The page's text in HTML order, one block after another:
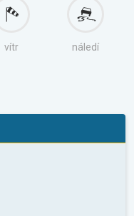
vítr náledí